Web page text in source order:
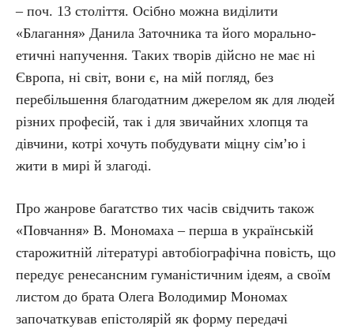
– поч. 13 століття. Осібно можна виділити
«Благання» Данила Заточника та його морально-
етичні напучення. Таких творів дійсно не має ні
Європа, ні світ, вони є, на мій погляд, без
перебільшення благодатним джерелом як для людей
різних професій, так і для звичайних хлопця та
дівчини, котрі хочуть побудувати міцну сім’ю і
жити в мирі й злагоді.
Про жанрове багатство тих часів свідчить також
«Повчання» В. Мономаха – перша в українській
старожитній літературі автобіографічна повість, що
передує ренесансним гуманістичним ідеям, а своїм
листом до брата Олега Володимир Мономах
започаткував епістолярій як форму передачі